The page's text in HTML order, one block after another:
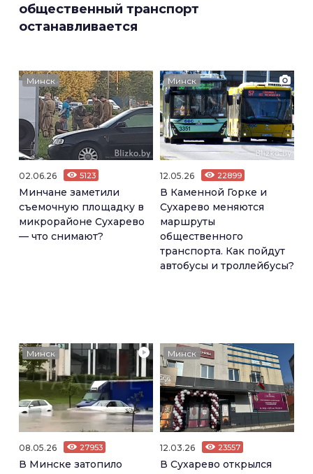
общественный транспорт
останавливается
Минск
02.06.26 5123
Минчане заметили
съемочную площадку в
микрорайоне Сухарево
— что снимают?
Минск
12.05.26 22899
В Каменной Горке и
Сухарево меняются
маршруты
общественного
транспорта. Как пойдут
автобусы и троллейбусы?
Минск
08.05.26 27953
В Минске затопило
Минск
12.03.26 23557
В Сухарево открылся